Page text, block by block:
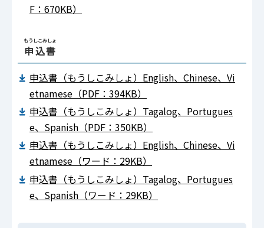
F：670KB）
申込書
もうしこみしょ
申込書（もうしこみしょ）English、Chinese、Vi
etnamese（PDF：394KB）
申込書（もうしこみしょ）Tagalog、Portugues
e、Spanish（PDF：350KB）
申込書（もうしこみしょ）English、Chinese、Vi
etnamese（ワード：29KB）
申込書（もうしこみしょ）Tagalog、Portugues
e、Spanish（ワード：29KB）